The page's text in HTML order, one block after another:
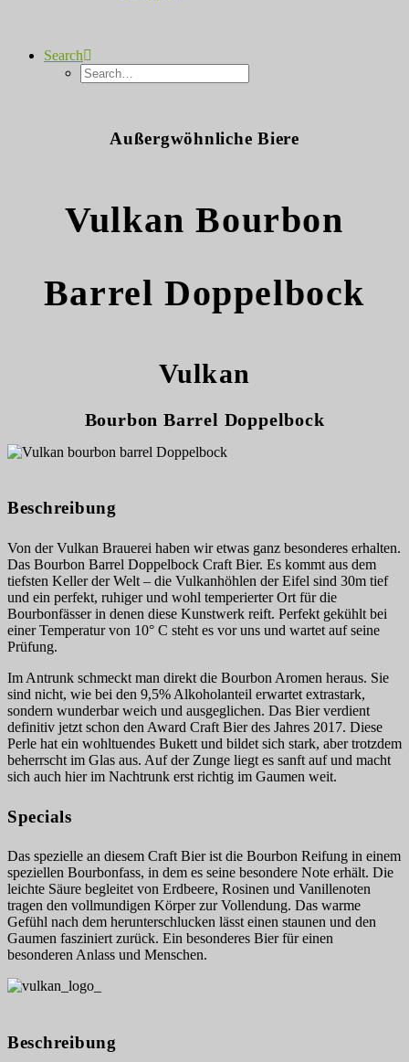
Search
Außergwöhnliche Biere
Vulkan Bourbon
Barrel Doppelbock
Vulkan
Bourbon Barrel Doppelbock
Beschreibung
Von der Vulkan Brauerei haben wir etwas ganz besonderes erhalten.
Das Bourbon Barrel Doppelbock Craft Bier. Es kommt aus dem
tiefsten Keller der Welt – die Vulkanhöhlen der Eifel sind 30m tief
und ein perfekt, ruhiger und wohl temperierter Ort für die
Bourbonfässer in denen diese Kunstwerk reift. Perfekt gekühlt bei
einer Temperatur von 10° C steht es vor uns und wartet auf seine
Prüfung.
Im Antrunk schmeckt man direkt die Bourbon Aromen heraus. Sie
sind nicht, wie bei den 9,5% Alkoholanteil erwartet extrastark,
sondern wunderbar weich und ausgeglichen. Das Bier verdient
definitiv jetzt schon den Award Craft Bier des Jahres 2017. Diese
Perle hat ein wohltuendes Bukett und bildet sich stark, aber trotzdem
beherrscht im Glas aus. Auf der Zunge liegt es sanft auf und macht
sich auch hier im Nachtrunk erst richtig im Gaumen weit.
Specials
Das spezielle an diesem Craft Bier ist die Bourbon Reifung in einem
speziellen Bourbonfass, in dem es seine besondere Note erhält. Die
leichte Säure begleitet von Erdbeere, Rosinen und Vanillenoten
tragen den vollmundigen Körper zur Vollendung. Das warme
Gefühl nach dem herunterschlucken lässt einen staunen und den
Gaumen fasziniert zurück. Ein besonderes Bier für einen
besonderen Anlass und Menschen.
Beschreibung